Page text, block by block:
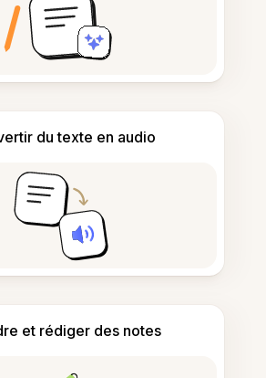
du texte en audio
et rédiger des notes